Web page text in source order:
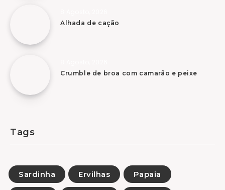
Alhada de cação
Crumble de broa com camarão e peixe
Tags
Sardinha Ervilhas Papaia